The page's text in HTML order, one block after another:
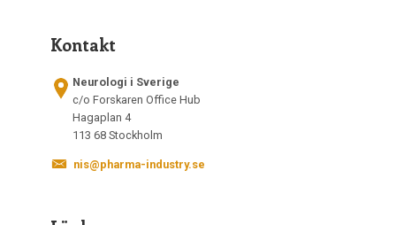
Kontakt
Neurologi i Sverige
c/o Forskaren Office Hub
Hagaplan 4
113 68 Stockholm
nis@pharma-industry.se